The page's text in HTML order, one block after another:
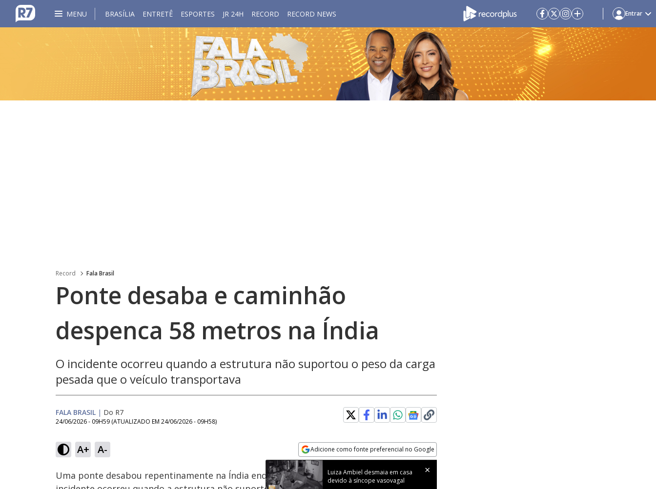
MENU BRASÍLIA ENTRETÊ ESPORTES JR 24H RECORD RECORD NEWS Entrar
Record Fala Brasil
Ponte desaba e caminhão
despenca 58 metros na Índia
O incidente ocorreu quando a estrutura não suportou o peso da carga
pesada que o veículo transportava
FALA BRASIL | Do R7
24/06/2026 - 09H59 (ATUALIZADO EM 24/06/2026 - 09H58)
A+ A- Adicione como fonte preferencial no Google
Opens in new window
Luiza Ambiel desmaia em casa
devido à síncope vasovagal
Ativar
Som
Velocidade
Uma ponte desabou repentinamente na Índia enquanto um caminhão passava por ela. O